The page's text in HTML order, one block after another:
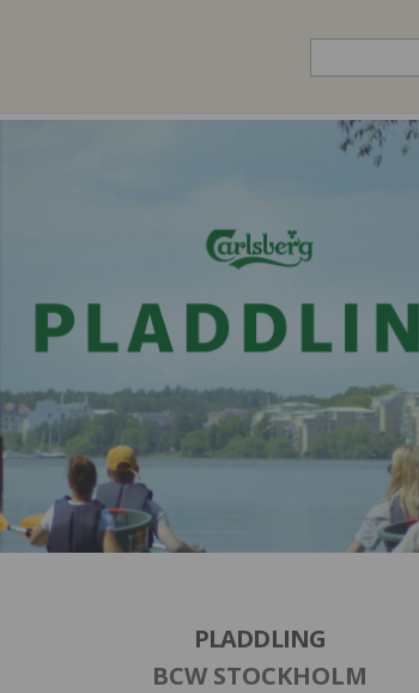
PLADDLING
BCW STOCKHOLM